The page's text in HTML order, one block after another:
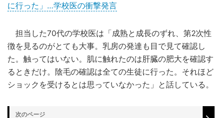
に行った」…学校医の衝撃発言
担当した70代の学校医は「成熟と成長のずれ、第2次性
徴を見るのがとても大事。乳房の発達も目で見て確認し
た。触ってはいない。肌に触れたのは肝臓の肥大を確認す
るときだけ。陰毛の確認は全ての生徒に行った。それほど
ショックを受けるとは思っていなかった」と話している。